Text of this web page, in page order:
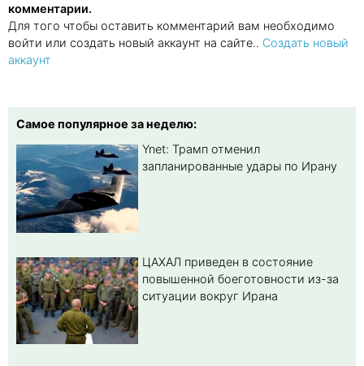
комментарии.
Для того чтобы оставить комментарий вам необходимо
войти или создать новый аккаунт на сайте.. Создать новый
аккаунт
Самое популярное за неделю:
Ynet: Трамп отменил
запланированные удары по Ирану
ЦАХАЛ приведен в состояние
повышенной боеготовности из-за
ситуации вокруг Ирана